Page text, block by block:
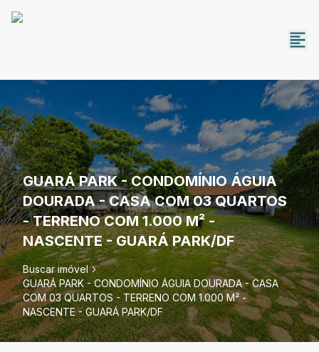
GUARÁ PARK - CONDOMÍNIO ÁGUIA
DOURADA - CASA COM 03 QUARTOS
- TERRENO COM 1.000 M² -
NASCENTE - GUARÁ PARK/DF
Buscar imóvel
GUARÁ PARK - CONDOMÍNIO ÁGUIA DOURADA - CASA
COM 03 QUARTOS - TERRENO COM 1.000 M² -
NASCENTE - GUARÁ PARK/DF